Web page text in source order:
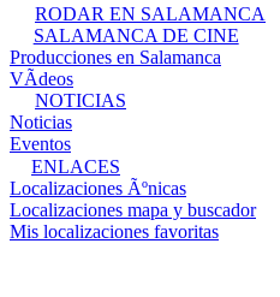
RODAR EN SALAMANCA
SALAMANCA DE CINE
Producciones en Salamanca
VÃ­deos
NOTICIAS
Noticias
Eventos
ENLACES
Localizaciones Ãºnicas
Localizaciones mapa y buscador
Mis localizaciones favoritas